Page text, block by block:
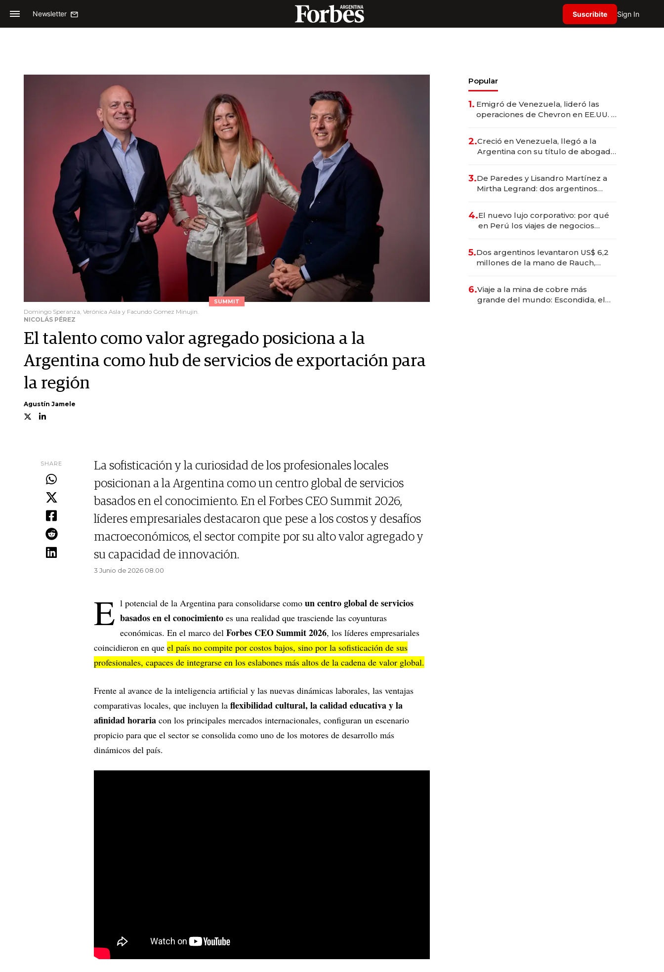
Newsletter Suscribite Sign In
SUMMIT
Domingo Speranza, Verónica Asla y Facundo Gomez Minujin.
NICOLÁS PÉREZ
El talento como valor agregado posiciona a la
Argentina como hub de servicios de exportación para
la región
Agustín Jamele
SHARE
La sofisticación y la curiosidad de los profesionales locales
posicionan a la Argentina como un centro global de servicios
basados en el conocimiento. En el Forbes CEO Summit 2026,
líderes empresariales destacaron que pese a los costos y desafíos
macroeconómicos, el sector compite por su alto valor agregado y
su capacidad de innovación.
3 Junio de 2026 08.00
E l potencial de la Argentina para consolidarse como un centro global de servicios
basados en el conocimiento es una realidad que trasciende las coyunturas
económicas. En el marco del Forbes CEO Summit 2026, los líderes empresariales
coincidieron en que el país no compite por costos bajos, sino por la sofisticación de sus
profesionales, capaces de integrarse en los eslabones más altos de la cadena de valor global.
Frente al avance de la inteligencia artificial y las nuevas dinámicas laborales, las ventajas
comparativas locales, que incluyen la flexibilidad cultural, la calidad educativa y la
afinidad horaria con los principales mercados internacionales, configuran un escenario
propicio para que el sector se consolida como uno de los motores de desarrollo más
dinámicos del país.
Popular
1. Emigró de Venezuela, lideró las
operaciones de Chevron en EE.UU. y
2.Creció en Venezuela, llegó a la
Argentina con su título de abogado
marcas "fast premium"
3.De Paredes y Lisandro Martínez a
Mirtha Legrand: dos argentinos
4.El nuevo lujo corporativo: por qué
en Perú los viajes de negocios
transformadoras
5.Dos argentinos levantaron US$ 6,2
millones de la mano de Rauch,
6.Viaje a la mina de cobre más
grande del mundo: Escondida, el